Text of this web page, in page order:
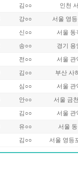
김○○
인천
강○○
서울 영
신○○
서울
송○○
경기
전○○
서울
김○○
부산 사
심○○
서울
안○○
서울 금
김○○
서울
유○○
서울
김○○ 서울 영등